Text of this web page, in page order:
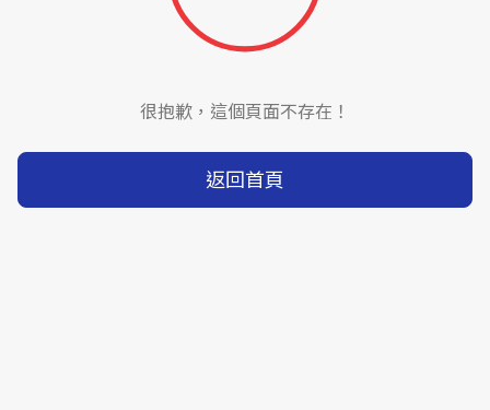
很抱歉，這個頁面不存在！
返回首頁